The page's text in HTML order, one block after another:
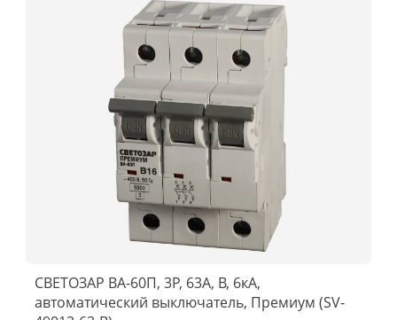
СВЕТОЗАР ВА-60П, 3P, 63А, B, 6кА,
автоматический выключатель, Премиум (SV-